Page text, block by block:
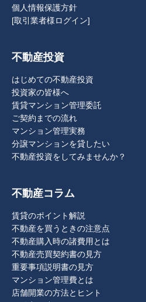
個人情報保護方針
[取引業者様ログイン]
不動産投資
はじめての不動産投資
投資家の皆様へ
賃貸マンション管理委託
ご契約までの流れ
マンション管理実務
分譲マンションを貸したい
不動産投資をしてみませんか？
不動産コラム
賃貸のポイント解説
不動産を買うときの注意点
不動産購入時の諸費用とは
不動産売買契約書の見方
重要事項説明書の見方
マンション管理費とは
店舗開業の方法とヒント